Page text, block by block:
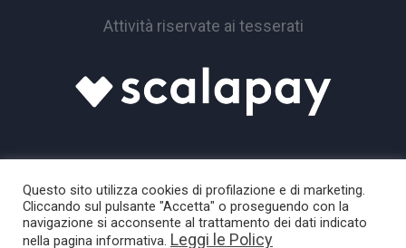
Attività riservate ai tesserati
Questo sito utilizza cookies di profilazione e di marketing.
Cliccando sul pulsante "Accetta" o proseguendo con la
navigazione si acconsente al trattamento dei dati indicato
nella pagina informativa. Leggi le Policy